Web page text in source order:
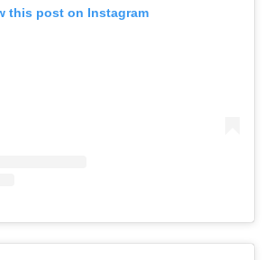
this post on Instagram